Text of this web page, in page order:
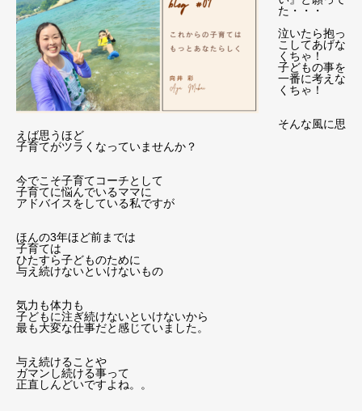
た・・・
泣いたら抱っ
こしてあげな
くちゃ！
子どもの事を
一番に考えな
くちゃ！
そんな風に思
えば思うほど
子育てがツラくなっていませんか？
今でこそ子育てコーチとして
子育てに悩んでいるママに
アドバイスをしている私ですが
ほんの3年ほど前までは
子育ては
ひたすら子どものために
与え続けないといけないもの
気力も体力も
子どもに注ぎ続けないといけないから
最も大変な仕事だと感じていました。
与え続けることや
ガマンし続ける事って
正直しんどいですよね。。